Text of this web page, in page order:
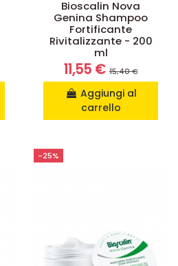
Bioscalin Nova
Genina Shampoo
Fortificante
Rivitalizzante - 200
ml
11,55 €15,40 €
Aggiungi al
carrello
-25%